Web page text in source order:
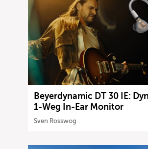
Beyerdynamic DT 30 IE:
1-Weg In-Ear Monitor
Sven Rosswog